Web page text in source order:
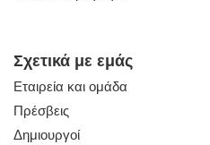
Σχετικά με εμάς
Εταιρεία και ομάδα
Πρέσβεις
Δημιουργοί